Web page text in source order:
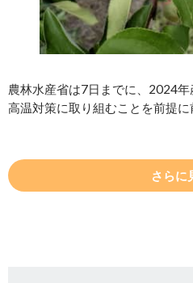
農林水産省は7日までに、2024年
高温対策に取り組むことを前提
さらに